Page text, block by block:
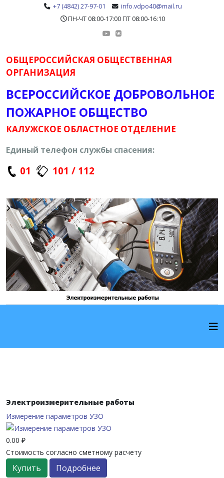
+7 (4842) 27-97-01
info.vdpo40@mail.ru
ПН-ЧТ 08:00-17:00 ПТ 08:00-16:10
ОБЩЕРОССИЙСКАЯ ОБЩЕСТВЕННАЯ
ОРГАНИЗАЦИЯ
ВСЕРОССИЙСКОЕ ДОБРОВОЛЬНОЕ
ПОЖАРНОЕ ОБЩЕСТВО
КАЛУЖСКОЕ ОБЛАСТНОЕ ОТДЕЛЕНИЕ
Единый телефон службы спасения:
01 101 / 112
Электроизмерительные работы
Измерение параметров УЗО
0.00 ₽
Стоимость согласно сметному расчету
Купить Подробнее